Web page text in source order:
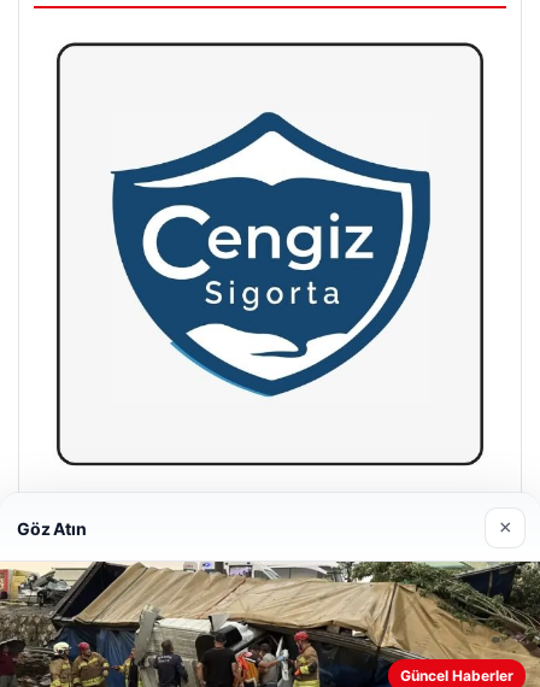
Hastaş Beton
Web sitemizi nasıl kullandığınızı daha iyi anlayabilmek,
Göz Atın ×
Güncel Haberler